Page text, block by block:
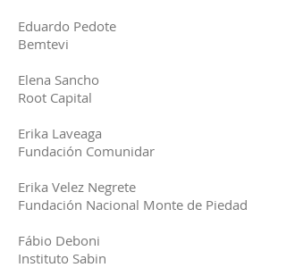
Eduardo Pedote
Bemtevi
Elena Sancho
Root Capital
Erika Laveaga
Fundación Comunidar
Erika Velez Negrete
Fundación Nacional Monte de Piedad
Fábio Deboni
Instituto Sabin